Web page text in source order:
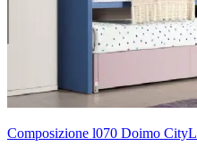
Composizione l070 Doimo